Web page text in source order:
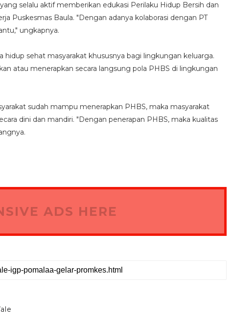
selalu aktif memberikan edukasi Perilaku Hidup Bersih dan
Puskesmas Baula. "Dengan adanya kolaborasi dengan PT
ungkapnya.
hidup sehat masyarakat khususnya bagi lingkungan keluarga.
atau menerapkan secara langsung pola PHBS di lingkungan
sudah mampu menerapkan PHBS, maka masyarakat
dini dan mandiri. "Dengan penerapan PHBS, maka kualitas
ADS HERE